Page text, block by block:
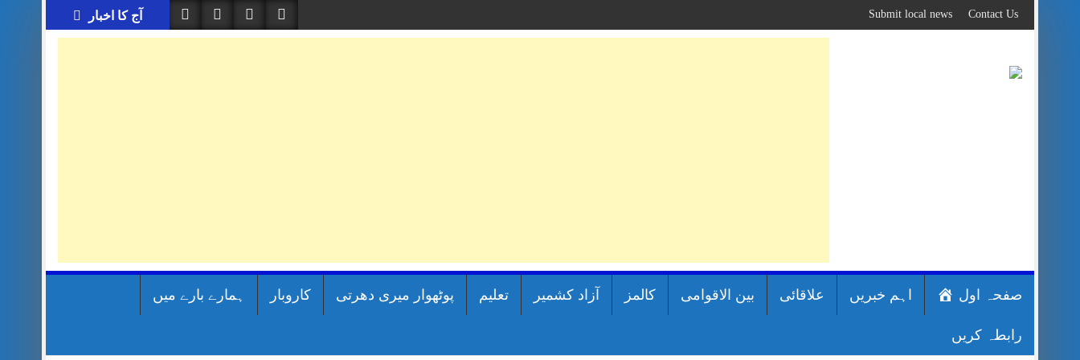
to
content
آج کا اخبار Contact Us
Submit local news
صفحہ اول اہم خبریں علاقائی بین الاقوامی کالمز آزاد کشمیر تعلیم پوٹھوار میری دھرتی کاروبار ہمارے بارے میں
رابطہ کریں